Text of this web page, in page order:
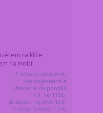
na klíče,
na mobil
Z důvodu dovolené,
vše objednané a
uhrazené do pondělí
17.8. do 11:00,
dodáme nejdříve 18.8.
v úterý. Skladem 3 ks